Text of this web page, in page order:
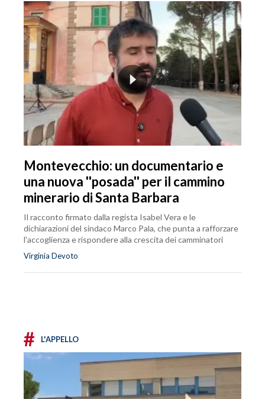
Montevecchio: un documentario e
una nuova ''posada'' per il cammino
minerario di Santa Barbara
Il racconto firmato dalla regista Isabel Vera e le
dichiarazioni del sindaco Marco Pala, che punta a rafforzare
l'accoglienza e rispondere alla crescita dei camminatori
Virginia Devoto
# L'APPELLO